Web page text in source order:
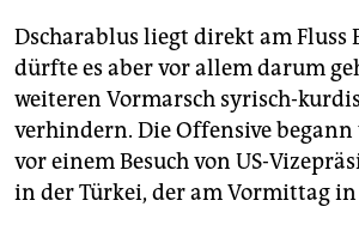
Dscharablus liegt direkt am Fluss
dürfte es aber vor allem darum
weiteren Vormarsch syrisch-
verhindern. Die Offensive begann
vor einem Besuch von US-
in der Türkei, der am Vormittag